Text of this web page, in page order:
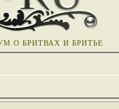
О БРИТВАХ И БРИТЬЕ